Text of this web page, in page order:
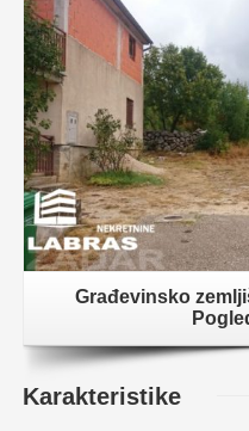
Građevinsko
Karakteristike